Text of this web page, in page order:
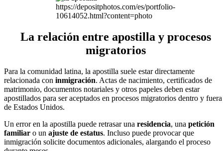
https://depositphotos.com/es/portfolio-
10614052.html?content=photo
La relación entre apostilla y procesos
migratorios
Para la comunidad latina, la apostilla suele estar directamente
relacionada con inmigración. Actas de nacimiento, certificados de
matrimonio, documentos notariales y otros papeles deben estar
apostillados para ser aceptados en procesos migratorios dentro y fuera
de Estados Unidos.
Un error en la apostilla puede retrasar una residencia, una petición
familiar o un ajuste de estatus. Incluso puede provocar que
inmigración solicite documentos adicionales, alargando el proceso